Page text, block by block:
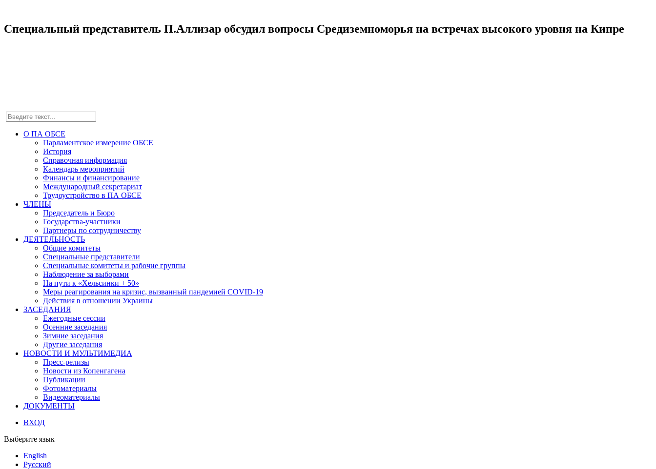
Специальный представитель П.Аллизар обсудил вопросы Средиземноморья на встречах высокого уровня на Кипре
О ПА ОБСЕ
Парламентское измерение ОБСЕ
История
Справочная информация
Календарь мероприятий
Финансы и финансирование
Международный секретариат
Трудоустройство в ПА ОБСЕ
ЧЛЕНЫ
Председатель и Бюро
Государства-участники
Партнеры по сотрудничеству
ДЕЯТЕЛЬНОСТЬ
Общие комитеты
Специальные представители
Специальные комитеты и рабочие группы
Наблюдение за выборами
На пути к «Хельсинки + 50»
Меры реагирования на кризис, вызванный пандемией COVID-19
Действия в отношении Украины
ЗАСЕДАНИЯ
Ежегодные сессии
Осенние заседания
Зимние заседания
Другие заседания
НОВОСТИ И МУЛЬТИМЕДИА
Пресс-релизы
Новости из Копенгагена
Публикации
Фотоматериалы
Видеоматериалы
ДОКУМЕНТЫ
ВХОД
Выберите язык
English
Русский